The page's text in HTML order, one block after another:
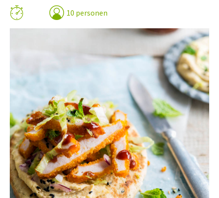
10 personen